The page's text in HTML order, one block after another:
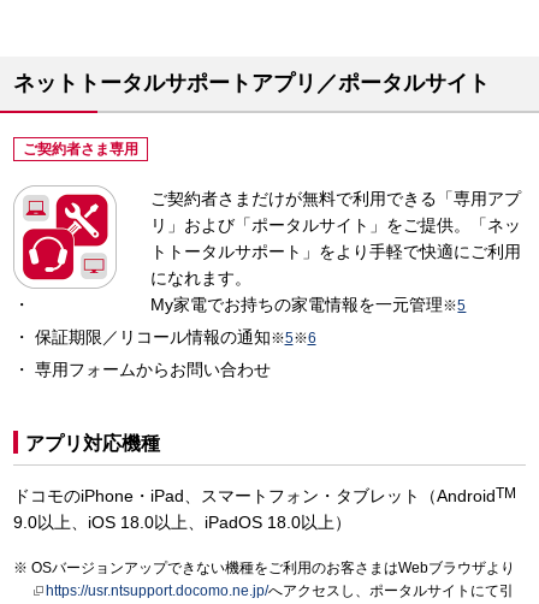
ネットトータルサポートアプリ／ポータルサイト
ご契約者さま専用
ご契約者さまだけが無料で利用できる「専用アプ
リ」および「ポータルサイト」をご提供。「ネッ
トトータルサポート」をより手軽で快適にご利用
になれます。
My家電でお持ちの家電情報を一元管理※5
保証期限／リコール情報の通知※5※6
専用フォームからお問い合わせ
アプリ対応機種
ドコモのiPhone・iPad、スマートフォン・タブレット（AndroidTM
9.0以上、iOS 18.0以上、iPadOS 18.0以上）
OSバージョンアップできない機種をご利用のお客さまはWebブラウザより
https://usr.ntsupport.docomo.ne.jp/へアクセスし、ポータルサイトにて引